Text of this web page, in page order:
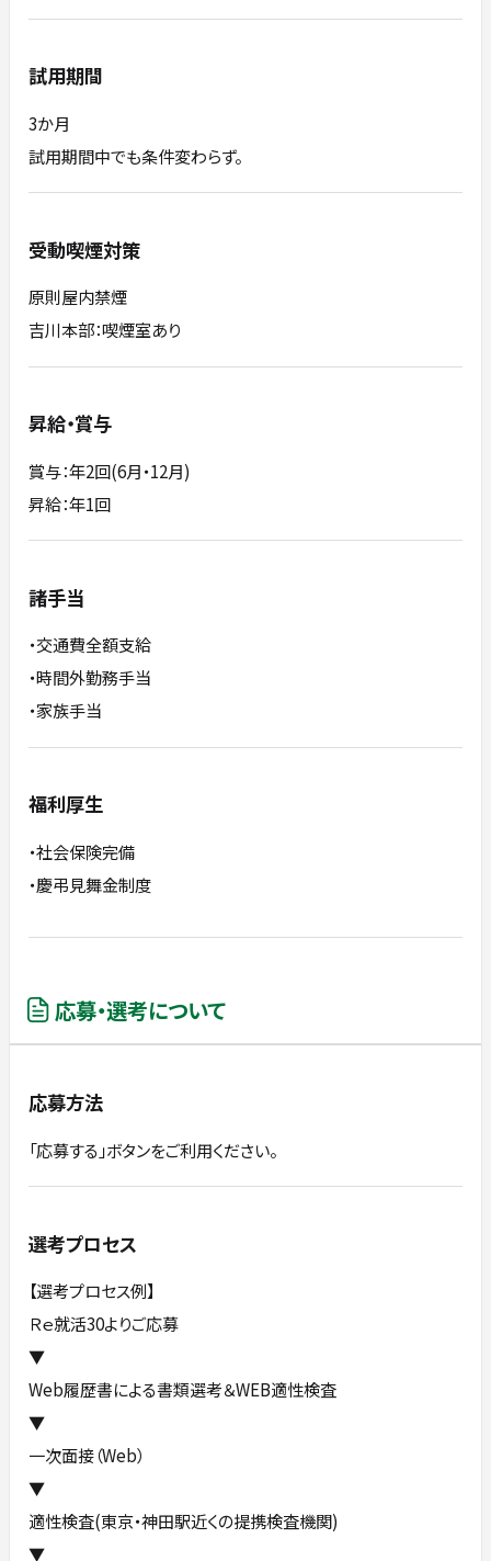
試用期間
3か月
試用期間中でも条件変わらず。
受動喫煙対策
原則屋内禁煙
吉川本部：喫煙室あり
昇給・賞与
賞与：年2回(6月・12月)
昇給：年1回
諸手当
・交通費全額支給
・時間外勤務手当
・家族手当
福利厚生
・社会保険完備
・慶弔見舞金制度
応募・選考について
応募方法
「応募する」ボタンをご利用ください。
選考プロセス
【選考プロセス例】
Ｒｅ就活30よりご応募
▼
Web履歴書による書類選考＆WEB適性検査
▼
一次面接（Web）
▼
適性検査(東京・神田駅近くの提携検査機関)
▼